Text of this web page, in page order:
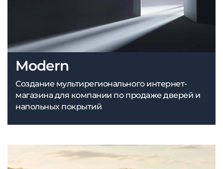
Modern
Создание мультирегионального интернет-
магазина для компании по продаже дверей и
напольных покрытий